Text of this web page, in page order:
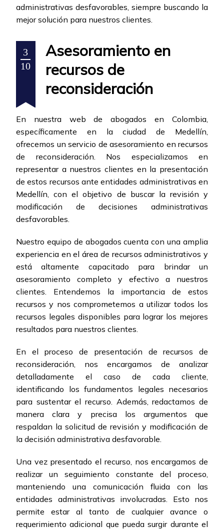
administrativas desfavorables, siempre buscando la
mejor solución para nuestros clientes.
3
10
Asesoramiento en
recursos de
reconsideración
En nuestra web de abogados en Colombia,
específicamente en la ciudad de Medellín,
ofrecemos un servicio de asesoramiento en recursos
de reconsideración. Nos especializamos en
representar a nuestros clientes en la presentación
de estos recursos ante entidades administrativas en
Medellín, con el objetivo de buscar la revisión y
modificación de decisiones administrativas
desfavorables.
Nuestro equipo de abogados cuenta con una amplia
experiencia en el área de recursos administrativos y
está altamente capacitado para brindar un
asesoramiento completo y efectivo a nuestros
clientes. Entendemos la importancia de estos
recursos y nos comprometemos a utilizar todos los
recursos legales disponibles para lograr los mejores
resultados para nuestros clientes.
En el proceso de presentación de recursos de
reconsideración, nos encargamos de analizar
detalladamente el caso de cada cliente,
identificando los fundamentos legales necesarios
para sustentar el recurso. Además, redactamos de
manera clara y precisa los argumentos que
respaldan la solicitud de revisión y modificación de
la decisión administrativa desfavorable.
Una vez presentado el recurso, nos encargamos de
realizar un seguimiento constante del proceso,
manteniendo una comunicación fluida con las
entidades administrativas involucradas. Esto nos
permite estar al tanto de cualquier avance o
requerimiento adicional que pueda surgir durante el